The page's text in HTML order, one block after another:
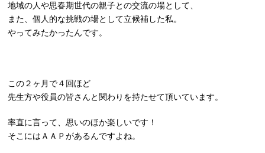
地域の人や思春期世代の親子との交流の場として、
また、個人的な挑戦の場として立候補した私。
やってみたかったんです。
この２ヶ月で４回ほど
先生方や役員の皆さんと関わりを持たせて頂いています。
率直に言って、思いのほか楽しいです！
そこにはＡＡＰがあるんですよね。